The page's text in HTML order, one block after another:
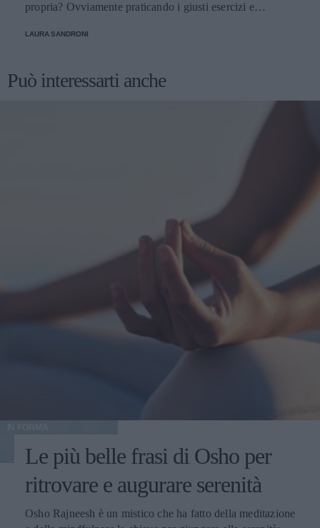
propria? Ovviamente praticando i giusti esercizi e
quali
LAURA SANDRONI
Può interessarti anche
Le più belle frasi di Osho per
ritrovare e augurare serenità
Osho Rajneesh è un mistico che ha fatto della meditazione